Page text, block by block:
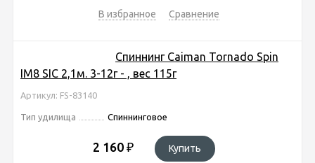
В избранное
Сравнение
Спиннинг Caiman Tornado Spin
IM8 SIC 2,1м. 3-12г - , вес 115г
Артикул: FS-83140
Тип удилища Спиннинговое
2 160 ₽
Купить